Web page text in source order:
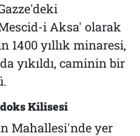
i Aksa' olarak
1400 yıllık minaresi,
yıkıldı, caminin bir
Kilisesi
Mahallesi'nde yer